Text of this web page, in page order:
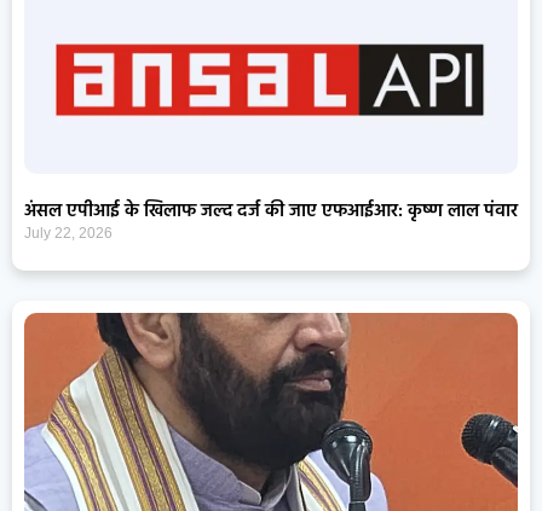
अंसल एपीआई के खिलाफ जल्द दर्ज की जाए एफआईआर: कृष्ण लाल पंवार
July 22, 2026